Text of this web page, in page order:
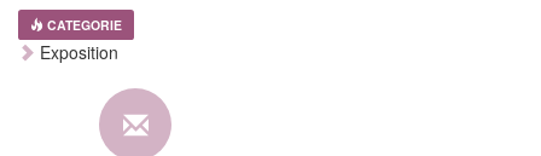
CATEGORIE
Exposition